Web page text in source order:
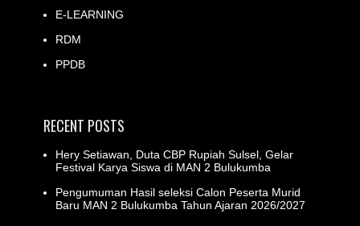
E-LEARNING
RDM
PPDB
RECENT POSTS
Hery Setiawan, Duta CBP Rupiah Sulsel, Gelar
Festival Karya Siswa di MAN 2 Bulukumba
Pengumuman Hasil seleksi Calon Peserta Murid
Baru MAN 2 Bulukumba Tahun Ajaran 2026/2027